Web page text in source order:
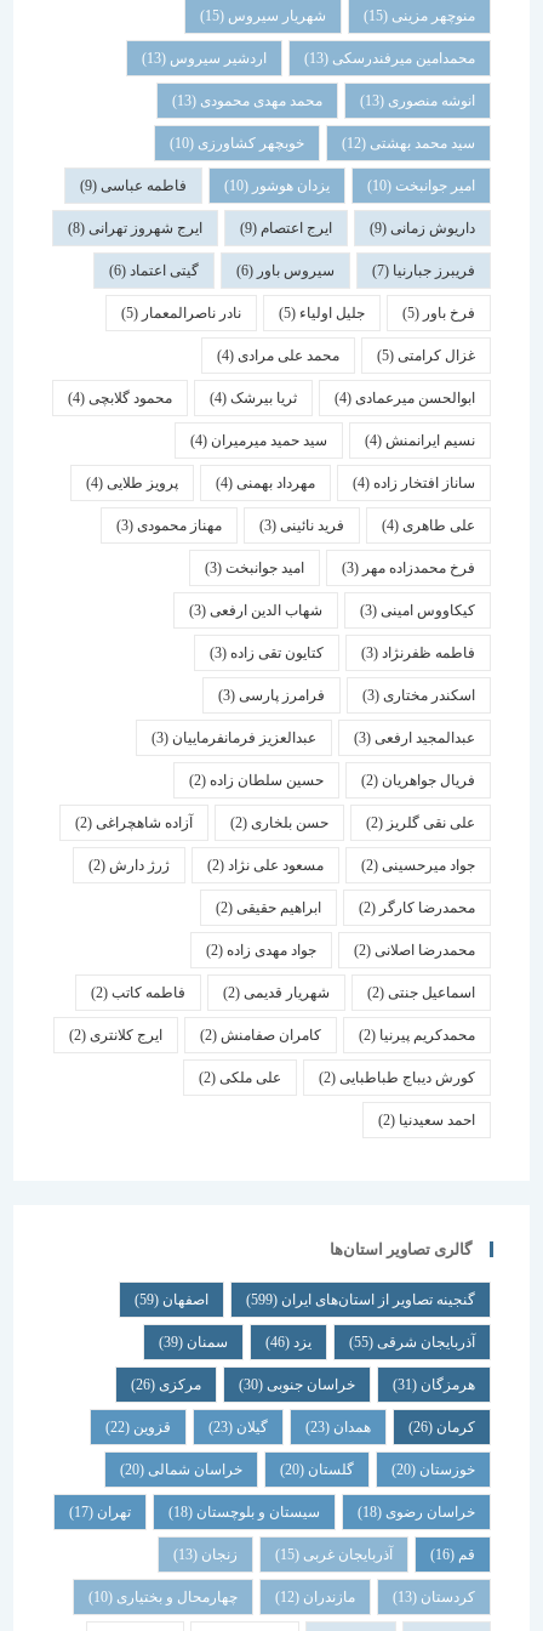
منوچهر مزینی(15) شهریار سیروس(15)
محمدامین میرفندرسکی(13) اردشیر سیروس(13)
انوشه منصوری(13) محمد مهدی محمودی(13)
سید محمد بهشتی(12) خوبچهر کشاورزی(10)
امیر جوانبخت(10) یزدان هوشور(10) فاطمه عباسی(9)
داریوش زمانی(9) ایرج اعتصام(9) ایرج شهروز تهرانی(8)
فریبرز جبارنیا(7) سیروس باور(6) گیتی اعتماد(6)
فرخ باور(5) جلیل اولیاء(5) نادر ناصرالمعمار (5)
غزال کرامتی(5) محمد علی مرادی(4)
ابوالحسن میرعمادی(4) ثریا بیرشک(4) محمود گلابچی(4)
نسیم ایرانمنش(4) سید حمید میرمیران(4)
ساناز افتخار زاده(4) مهرداد بهمنی (4) پرویز طلایی(4)
علی طاهری(4) فرید نائینی(3) مهناز محمودی(3)
فرخ محمدزاده مهر(3) امید جوانبخت(3)
کیکاووس امینی(3) شهاب الدین ارفعی(3)
فاطمه ظفرنژاد(3) کتایون تقی زاده(3)
اسكندر مختاری (3) فرامرز پارسی(3)
عبدالمجید ارفعی(3) عبدالعزیز فرمانفرماییان(3)
فریال جواهریان(2) حسین سلطان زاده(2)
علی نقی گلریز(2) حسن بلخاری(2) آزاده شاهچراغی(2)
جواد میرحسینی(2) مسعود علی نژاد(2) ژرژ دارش (2)
محمدرضا کارگر(2) ابراهیم حقیقی(2)
محمدرضا اصلانی(2) جواد مهدی زاده(2)
اسماعیل جنتی(2) شهریار قدیمی(2) فاطمه کاتب(2)
محمدکریم پیرنیا (2) کامران صفامنش(2) ایرج کلانتری (2)
کورش دیباج طباطبایی(2) علی ملکی(2)
احمد سعیدنیا (2)
گالری تصاویر استان‌ها
گنجینه تصاویر از استان‌های ایران(599) اصفهان (59)
آذربایجان شرقی(55) یزد سمنان (39)
هرمزگان(31) خراسان جنوبی(30) مرکزی (26)
همدان گیلان قزوین
خوزستان(20) گلستان (20) خراسان شمالی(20)
خراسان رضوی(18) سیستان و بلوچستان(18) تهران
آذربایجان غربی(15) زنجان
کردستان(13) مازندران(12) چهارمحال و بختیاری (10)